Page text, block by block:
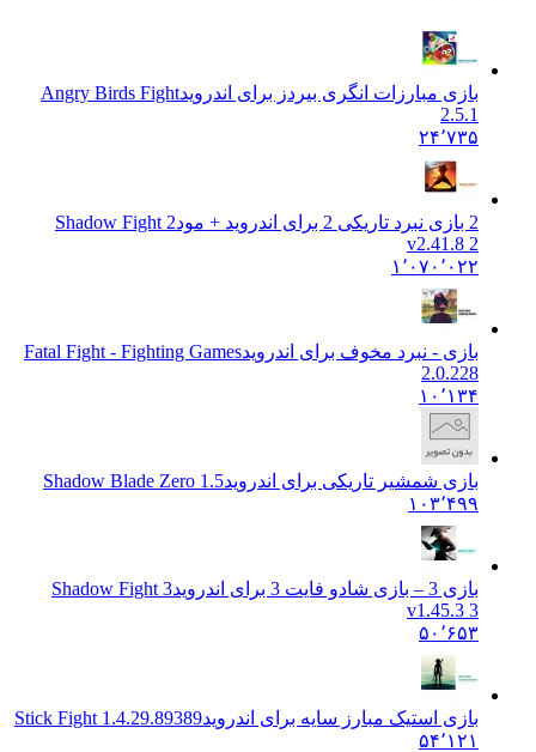
بازی مبارزات انگری بیردز برای اندرویدAngry Birds Fight
2.5.1
۲۴٬۷۳۵
2 بازی نبرد تاریکی 2 برای اندروید + مود
Shadow Fight 2
v2.41.8 2
۱٬۰۷۰٬۰۲۲
بازی - نبرد مخوف برای اندرویدFatal Fight - Fighting Games
2.0.228
۱۰٬۱۳۴
بازی شمشیر تاریکی برای اندرویدShadow Blade Zero 1.5
۱۰۳٬۴۹۹
بازی 3 – بازی شادو فایت 3 برای اندروید
Shadow Fight 3
v1.45.3 3
۵۰٬۶۵۳
بازی استیک مبارز سایه برای اندرویدStick Fight 1.4.29.89389
۵۴٬۱۲۱